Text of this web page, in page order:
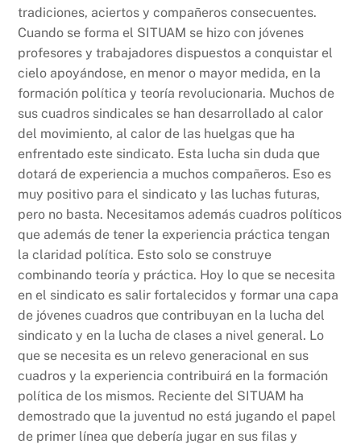
tradiciones, aciertos y compañeros consecuentes.
Cuando se forma el SITUAM se hizo con jóvenes
profesores y trabajadores dispuestos a conquistar el
cielo apoyándose, en menor o mayor medida, en la
formación política y teoría revolucionaria. Muchos de
sus cuadros sindicales se han desarrollado al calor
del movimiento, al calor de las huelgas que ha
enfrentado este sindicato. Esta lucha sin duda que
dotará de experiencia a muchos compañeros. Eso es
muy positivo para el sindicato y las luchas futuras,
pero no basta. Necesitamos además cuadros políticos
que además de tener la experiencia práctica tengan
la claridad política. Esto solo se construye
combinando teoría y práctica. Hoy lo que se necesita
en el sindicato es salir fortalecidos y formar una capa
de jóvenes cuadros que contribuyan en la lucha del
sindicato y en la lucha de clases a nivel general. Lo
que se necesita es un relevo generacional en sus
cuadros y la experiencia contribuirá en la formación
política de los mismos. Reciente del SITUAM ha
demostrado que la juventud no está jugando el papel
de primer línea que debería jugar en sus filas y